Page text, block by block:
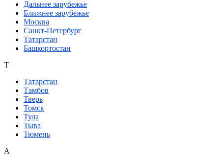
Дальнее зарубежье
Ближнее зарубежье
Москва
Санкт-Петербург
Татарстан
Башкортостан
Т
Татарстан
Тамбов
Тверь
Томск
Тула
Тыва
Тюмень
А